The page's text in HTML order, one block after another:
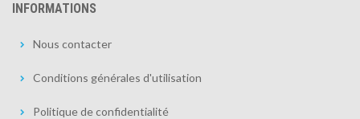
INFORMATIONS
Nous contacter
Conditions générales d'utilisation
Politique de confidentialité